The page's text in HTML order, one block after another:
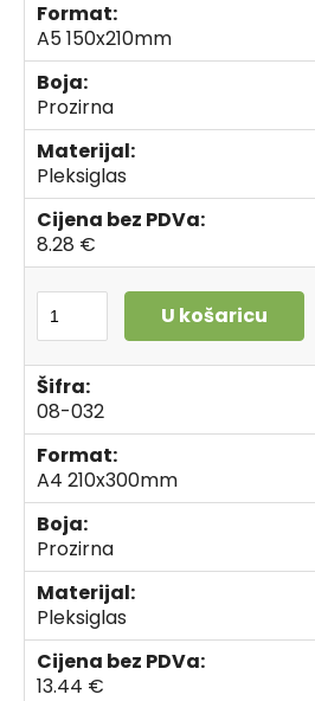
Format:
A5 150x210mm
Boja:
Prozirna
Materijal:
Pleksiglas
Cijena bez PDVa:
8.28 €
U košaricu
Šifra:
08-032
Format:
A4 210x300mm
Boja:
Prozirna
Materijal:
Pleksiglas
Cijena bez PDVa:
13.44 €